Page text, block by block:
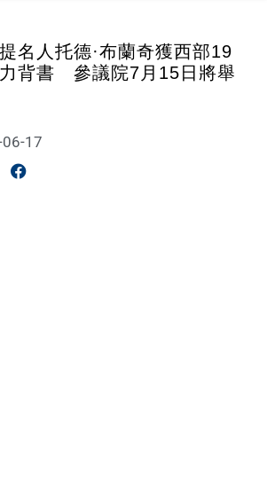
名人托德·布蘭奇獲西部19
背書 參議院7月15日將舉
17